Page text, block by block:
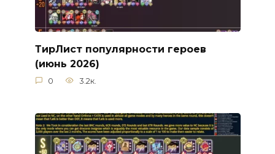
ТирЛист популярности героев
(июнь 2026)
0 3.2к.